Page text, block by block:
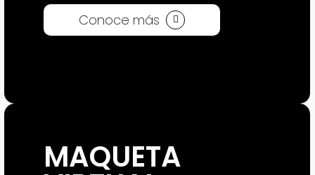
Conoce más
MAQUETA